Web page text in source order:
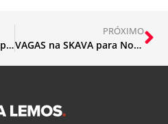
Policiais Militares participam de Ação de Interação Comunitária na campanha “Maio Laranja”
PRÓXIMO
VAGAS na SKAVA para Nova Lima e Itatiaiuçu